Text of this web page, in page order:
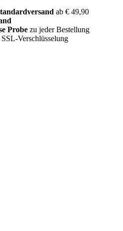
ab € 49,90
Probe zu jeder Bestellung
Verschlüsselung